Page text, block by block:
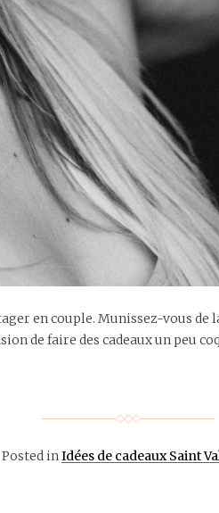
en couple. Munissez-vous
de faire des cadeaux un peu
Posted in Idées de cadeaux Saint